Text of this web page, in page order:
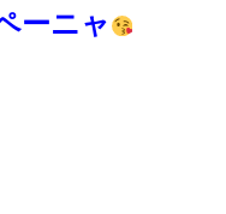
ーニャ